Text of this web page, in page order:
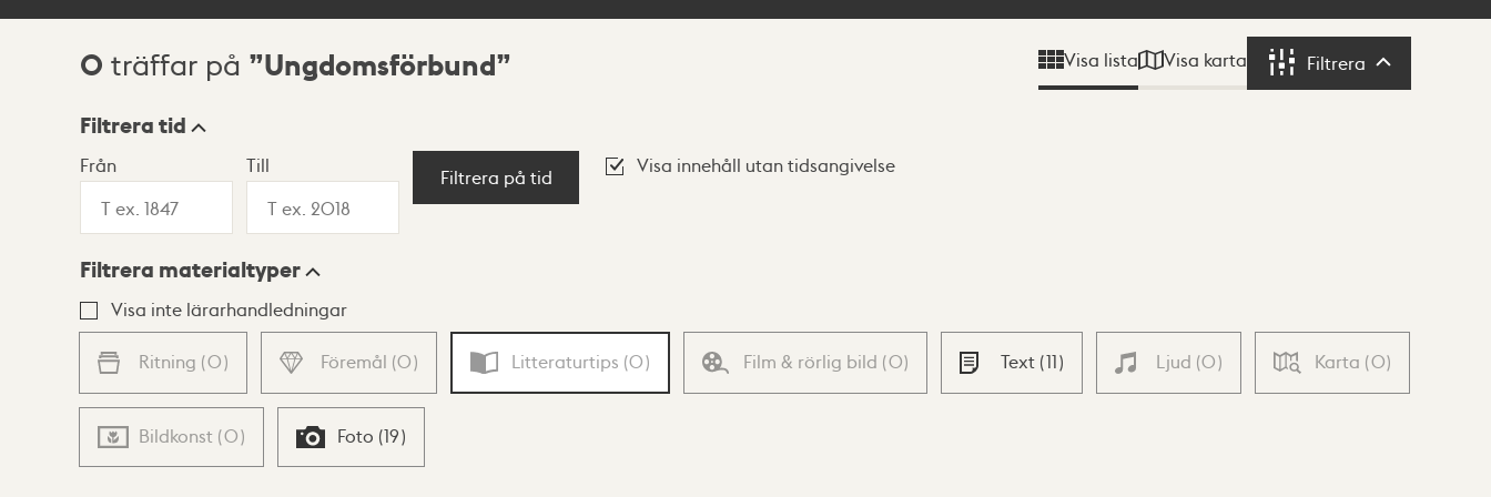
Sökresultat
0 träffar på Ungdomsförbund Visa lista Visa karta Filtrera Filtrera
Visningsläge
Lista Karta
Filtrera tid
Från Till
Filtrera på tid
Visa innehåll utan tidsangivelse
Filtrera materialtyper
Visa inte lärarhandledningar
Ritning (0) Föremål (0) Litteraturtips (0) Film & rörlig bild (0) Text (11) Ljud (0) Karta (0)
Bildkonst (0) Foto (19)